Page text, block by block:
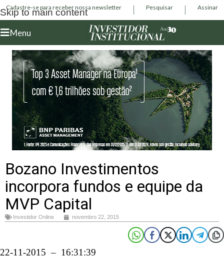
Skip to main content
Cadastre-se para receber nossa newsletter Pesquisar Assinar
Menu
Bozano Investimentos
incorpora fundos e equipe da
MVP Capital
Investidor Online novembro 22, 2015
22-11-2015 – 16:31:39